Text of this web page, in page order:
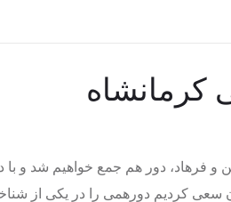
کرمانشاه
و فرهاد، دور هم جمع خواهیم شد و با
کردیم دورهمی را در یکی از